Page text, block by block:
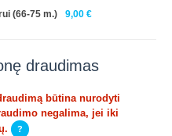
(66-75 m.)
9,00 €
draudimas
būtina nurodyti
negalima, jei iki
?